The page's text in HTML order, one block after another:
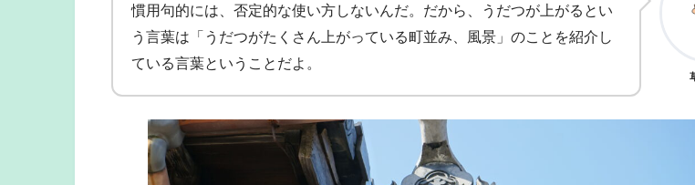
慣用句的には、否定的な使い方しないんだ。だから、うだつが上がるとい
う言葉は「うだつがたくさん上がっている町並み、風景」のことを紹介し
ている言葉ということだよ。